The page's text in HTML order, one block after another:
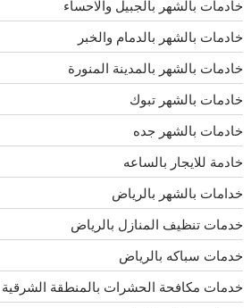
خادمات بالشهر بالجبيل والاحساء
خادمات بالشهر بالدمام والخبر
خادمات بالشهر بالمدينة المنورة
خادمات بالشهر تبوك
خادمات بالشهر جده
خادمة للايجار بالساعه
خدامات بالشهر بالرياض
خدمات تنظيف المنازل بالرياض
خدمات سباكه بالرياض
خدمات مكافحة الحشرات بالمنطقة الشرقية